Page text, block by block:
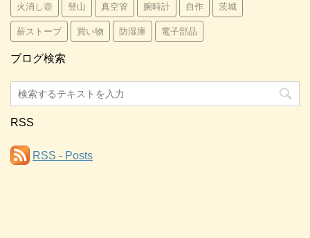
火消し壺 登山 真空管 腕時計 自作 茨城
薪ストーブ 買い物 防湿庫 電子部品
ブログ検索
RSS
RSS - Posts